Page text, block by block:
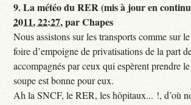
9.La météo du RER (mis à jour en
2011, 22:27,parChapes
Nous assistons sur les transports comme sur
foire d’empoigne de privatisations de la part
accompagnés par ceux qui espèrent prendre
soupe est bonne pour eux.
Ah la SNCF, le RER, les hôpitaux... !, d’où